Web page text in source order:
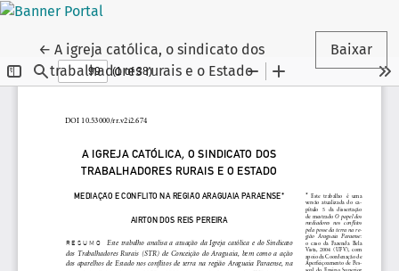
←Voltar aos Detalhes do Artigo
A igreja católica, o sindicato dos
trabalhadores rurais e o Estado
Baixar